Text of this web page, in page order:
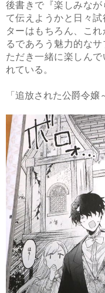
後書きで『楽しみな
て伝えようかと日々
ターはもちろん、こ
るであろう魅力的な
ただき一緒に楽しん
れている。
「追放された公爵令